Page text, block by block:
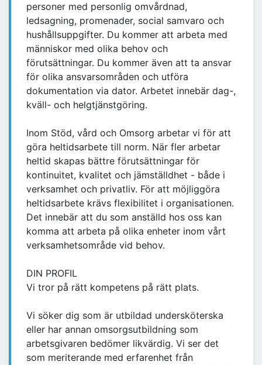
personer med personlig omvårdnad,
ledsagning, promenader, social samvaro och
hushållsuppgifter. Du kommer att arbeta med
människor med olika behov och
förutsättningar. Du kommer även att ta ansvar
för olika ansvarsområden och utföra
dokumentation via dator. Arbetet innebär dag-,
kväll- och helgtjänstgöring.
Inom Stöd, vård och Omsorg arbetar vi för att
göra heltidsarbete till norm. När fler arbetar
heltid skapas bättre förutsättningar för
kontinuitet, kvalitet och jämställdhet - både i
verksamhet och privatliv. För att möjliggöra
heltidsarbete krävs flexibilitet i organisationen.
Det innebär att du som anställd hos oss kan
komma att arbeta på olika enheter inom vårt
verksamhetsområde vid behov.
DIN PROFIL
Vi tror på rätt kompetens på rätt plats.
Vi söker dig som är utbildad undersköterska
eller har annan omsorgsutbildning som
arbetsgivaren bedömer likvärdig. Vi ser det
som meriterande med erfarenhet från